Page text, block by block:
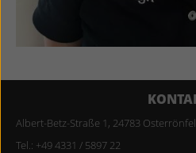
Albert-Betz-Straße 1, 24783
Tel.: +49 4331 / 5897 22